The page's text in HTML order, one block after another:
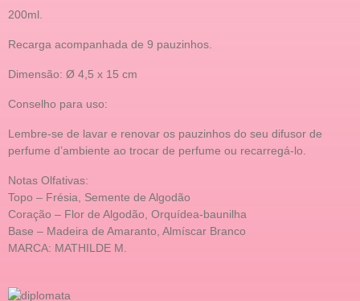
200ml.
Recarga acompanhada de 9 pauzinhos.
Dimensão: Ø 4,5 x 15 cm
Conselho para uso:
Lembre-se de lavar e renovar os pauzinhos do seu difusor de
perfume d’ambiente ao trocar de perfume ou recarregá-lo.
Notas Olfativas:
Topo – Frésia, Semente de Algodão
Coração – Flor de Algodão, Orquídea-baunilha
Base – Madeira de Amaranto, Almíscar Branco
MARCA: MATHILDE M.